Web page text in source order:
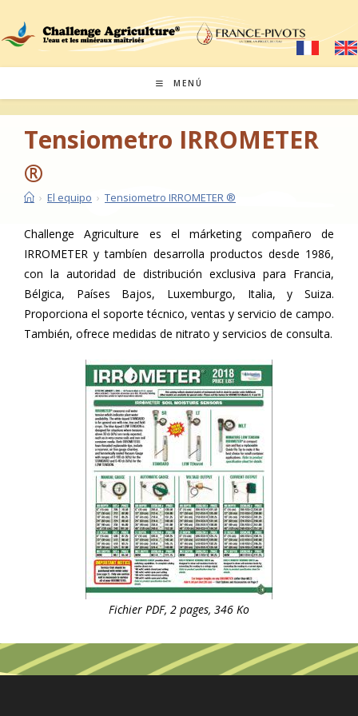
contenido
MENÚ
Tensiometro IRROMETER
®
› El equipo › Tensiometro IRROMETER ®
Challenge Agriculture es el márketing compañero de
IRROMETER y tambíen desarrolla productos desde 1986,
con la autoridad de distribución exclusiva para Francia,
Bélgica, Países Bajos, Luxemburgo, Italia, y Suiza.
Proporciona el soporte técnico, ventas y servicio de campo.
También, ofrece medidas de nitrato y servicios de consulta.
Fichier PDF, 2 pages, 346 Ko